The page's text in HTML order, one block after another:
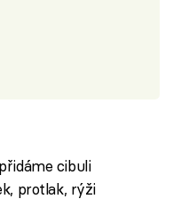
cibuli
protlak, rýži